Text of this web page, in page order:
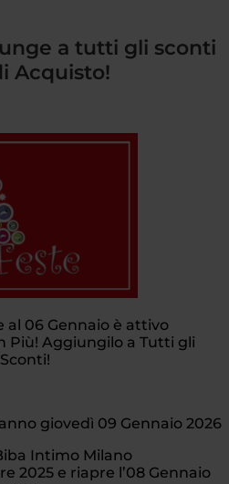
a tutti gli sconti
Acquisto!
al 06 Gennaio è attivo
Più! Aggiungilo a Tutti gli
Sconti!
giovedì 09 Gennaio 2026
Intimo Milano
2025 e riapre l’08 Gennaio